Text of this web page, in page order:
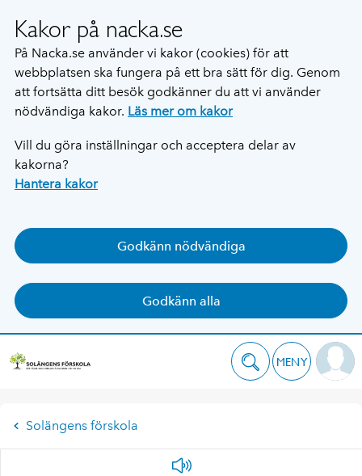
Kakor på nacka.se
På Nacka.se använder vi kakor (cookies) för att
webbplatsen ska fungera på ett bra sätt för dig. Genom
att fortsätta ditt besök godkänner du att vi använder
nödvändiga kakor. Läs mer om kakor
Vill du göra inställningar och acceptera delar av
kakorna?
Hantera kakor
Godkänn nödvändiga
Godkänn alla
MENY
Solängens förskola